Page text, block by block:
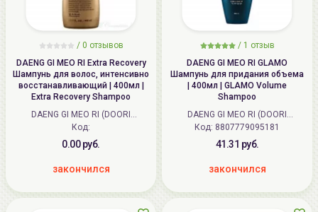
/ 0 отзывов
DAENG GI MEO RI Extra Recovery
Шампунь для волос, интенсивно
восстанавливающий | 400мл |
Extra Recovery Shampoo
DAENG GI MEO RI (DOORI
Cosmetics) (Корея)
Код:
0.00 руб.
закончился
/ 1 отзыв
DAENG GI MEO RI GLAMO
Шампунь для придания объема
| 400мл | GLAMO Volume
Shampoo
DAENG GI MEO RI (DOORI
Cosmetics) (Корея)
Код: 8807779095181
41.31 руб.
закончился